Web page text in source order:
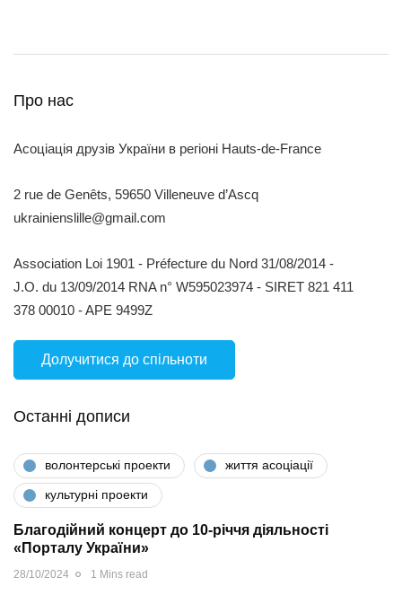
Про нас
Асоціація друзів України в регіоні Hauts-de-France
2 rue de Genêts, 59650 Villeneuve d’Ascq
ukrainienslille@gmail.com
Association Loi 1901 - Préfecture du Nord 31/08/2014 -
J.O. du 13/09/2014 RNA n° W595023974 - SIRET 821 411
378 00010 - APE 9499Z
Долучитися до спільноти
Останні дописи
волонтерські проекти життя асоціації
культурні проекти
Благодійний концерт до 10-річчя діяльності
«Порталу України»
28/10/2024 1 Mins read